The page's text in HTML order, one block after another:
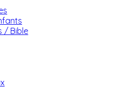
/ Bible